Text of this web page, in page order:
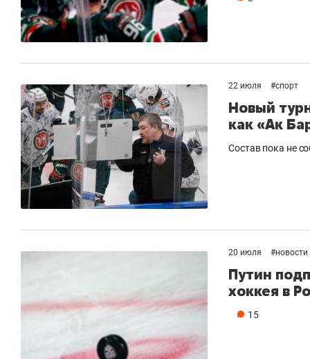
22 июля #спорт
Новый
как «Ак
Состав пока не
20 июля #новости
Путин
хоккея в
15